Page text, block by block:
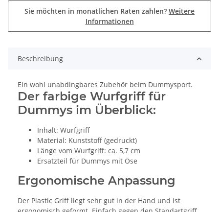
Sie möchten in monatlichen Raten zahlen? Weitere
Informationen
Beschreibung
Ein wohl unabdingbares Zubehör beim Dummysport.
Der farbige Wurfgriff für
Dummys im Überblick:
Inhalt: Wurfgriff
Material: Kunststoff (gedruckt)
Länge vom Wurfgriff: ca. 5,7 cm
Ersatzteil für Dummys mit Öse
Ergonomische Anpassung
Der Plastic Griff liegt sehr gut in der Hand und ist